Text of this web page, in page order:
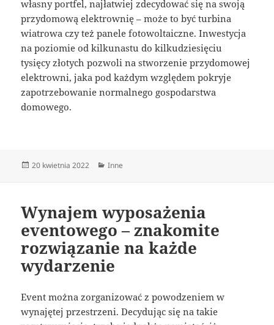
własny portfel, najłatwiej zdecydować się na swoją
przydomową elektrownię – może to być turbina
wiatrowa czy też panele fotowoltaiczne. Inwestycja
na poziomie od kilkunastu do kilkudziesięciu
tysięcy złotych pozwoli na stworzenie przydomowej
elektrowni, jaka pod każdym względem pokryje
zapotrzebowanie normalnego gospodarstwa
domowego.
Data
20 kwietnia 2022 Kategorie
Inne
Wynajem wyposażenia
eventowego – znakomite
rozwiązanie na każde
wydarzenie
Event można zorganizować z powodzeniem w
wynajętej przestrzeni. Decydując się na takie